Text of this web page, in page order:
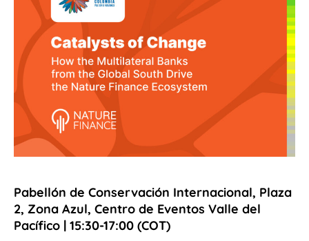
Pabellón de Conservación Internacional, Plaza
2, Zona Azul, Centro de Eventos Valle del
Pacífico | 15:30-17:00 (COT)